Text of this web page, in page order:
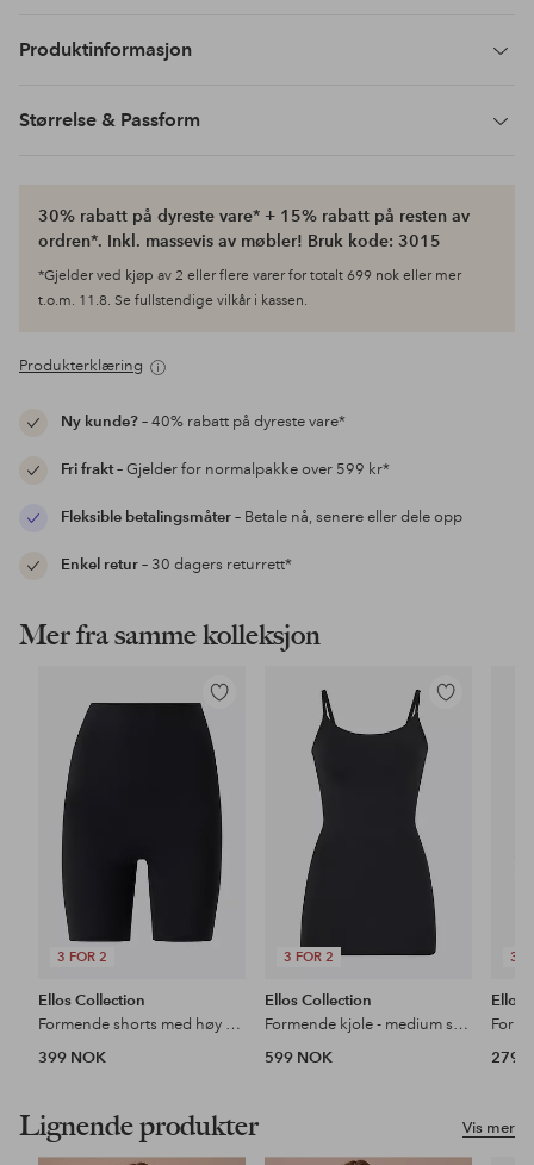
Produktinformasjon
Størrelse & Passform
30% rabatt på dyreste vare* + 15% rabatt på resten av
ordren*. Inkl. massevis av møbler! Bruk kode: 3015
*Gjelder ved kjøp av 2 eller flere varer for totalt 699 nok eller mer
t.o.m. 11.8. Se fullstendige vilkår i kassen.
Produkterklæring
Ny kunde?– 40% rabatt på dyreste vare*
Fri frakt– Gjelder for normalpakke over 599 kr*
Fleksible betalingsmåter– Betale nå, senere eller dele opp
Enkel retur– 30 dagers returrett*
Mer fra samme kolleksjon
3 FOR 2
Legg
til
favoritter
Ellos Collection
Formende shorts med høy midje - medium support
399 NOK
3 FOR 2
Legg
favoritter
Ellos Collection
Formende kjole - medium support
599 NOK
3
Ellos
279
Vis mer
Lignende produkter